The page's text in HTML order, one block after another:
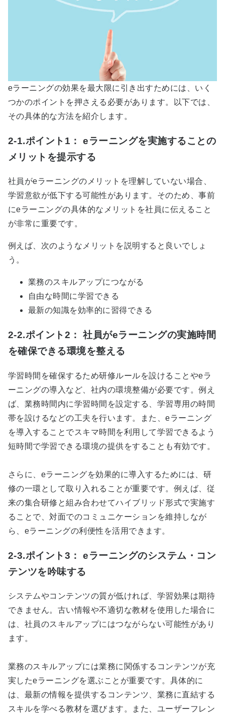
eラーニングの効果を最大限に引き出すためには、いく
つかのポイントを押さえる必要があります。以下では、
その具体的な方法を紹介します。
2-1.ポイント1： eラーニングを実施することの
メリットを提示する
社員がeラーニングのメリットを理解していない場合、
学習意欲が低下する可能性があります。そのため、事前
にeラーニングの具体的なメリットを社員に伝えること
が非常に重要です。
例えば、次のようなメリットを説明すると良いでしょ
う。
業務のスキルアップにつながる
自由な時間に学習できる
最新の知識を効率的に習得できる
2-2.ポイント2： 社員がeラーニングの実施時間
を確保できる環境を整える
学習時間を確保するため研修ルールを設けることやeラ
ーニングの導入など、社内の環境整備が必要です。例え
ば、業務時間内に学習時間を設定する、学習専用の時間
帯を設けるなどの工夫を行います。また、eラーニング
を導入することでスキマ時間を利用して学習できるよう
短時間で学習できる環境の提供をすることも有効です。
さらに、 eラーニングを効果的に導入するためには、研
修の一環として取り入れることが重要です。例えば、従
来の集合研修と組み合わせてハイブリッド形式で実施す
ることで、対面でのコミュニケーションを維持しなが
ら、 eラーニングの利便性を活用できます。
2-3.ポイント3： eラーニングのシステム・コン
テンツを吟味する
システムやコンテンツの質が低ければ、学習効果は期待
できません。古い情報や不適切な教材を使用した場合に
は、社員のスキルアップにはつながらない可能性があり
ます。
業務のスキルアップには業務に関係するコンテンツが充
実したeラーニングを選ぶことが重要です。具体的に
は、最新の情報を提供するコンテンツ、業務に直結する
スキルを学べる教材を選びます。また、ユーザーフレン